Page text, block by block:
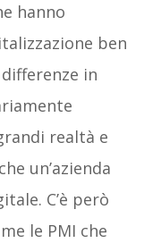
hanno
ben
in
realtà e
un’azienda
C’è però
le PMI che